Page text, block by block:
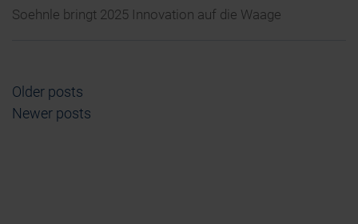
Soehnle bringt 2025 Innovation auf die Waage
Posts navigation
Older posts
Newer posts